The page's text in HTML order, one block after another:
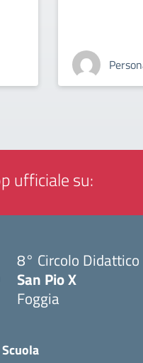
ufficiale su:
8° Circolo Didattico
San Pio X
Foggia